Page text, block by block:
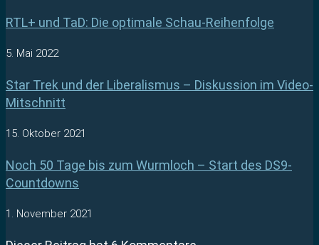
RTL+ und TaD: Die optimale Schau-Reihenfolge
5. Mai 2022
Star Trek und der Liberalismus – Diskussion im Video-
Mitschnitt
15. Oktober 2021
Noch 50 Tage bis zum Wurmloch – Start des DS9-
Countdowns
1. November 2021